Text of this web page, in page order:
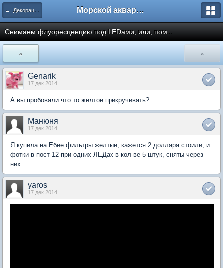
← Декорации, оформление, интерьер, фотография Морской аквариум. Форумы ReefCentral.ru
Снимаем флуоресценцию под LEDами, или, пом...
« »
Genarik
17 дек 2014
А вы пробовали что то желтое прикручивать?
Манюня
17 дек 2014
Я купила на Ебее фильтры желтые, кажется 2 доллара стоили, и
фотки в пост 12 при одних ЛЕДах в кол-ве 5 штук, сняты через
них.
yaros
17 дек 2014